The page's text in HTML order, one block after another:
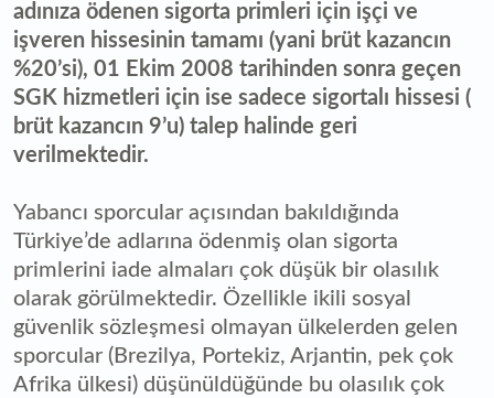
adınıza ödenen sigorta primleri için işçi ve
işveren hissesinin tamamı (yani brüt kazancın
%20’si), 01 Ekim 2008 tarihinden sonra geçen
SGK hizmetleri için ise sadece sigortalı hissesi (
brüt kazancın 9’u) talep halinde geri
verilmektedir.
Yabancı sporcular açısından bakıldığında
Türkiye’de adlarına ödenmiş olan sigorta
primlerini iade almaları çok düşük bir olasılık
olarak görülmektedir. Özellikle ikili sosyal
güvenlik sözleşmesi olmayan ülkelerden gelen
sporcular (Brezilya, Portekiz, Arjantin, pek çok
Afrika ülkesi) düşünüldüğünde bu olasılık çok